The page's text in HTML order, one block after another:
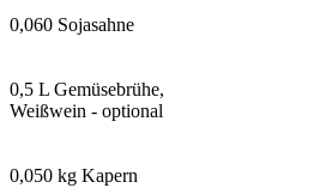
0,060 Sojasahne
0,5 L Gemüsebrühe,
Weißwein - optional
0,050 kg Kapern